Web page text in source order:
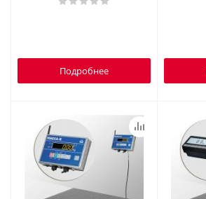
Подробнее